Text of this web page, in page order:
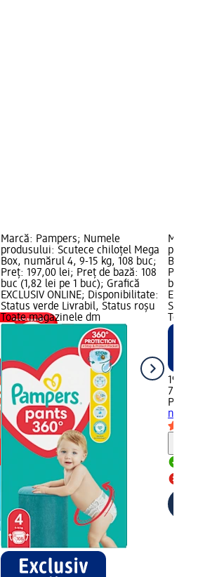
Marcă: Pampers; Numele
produsului: Scutece chiloțel Mega
Box, numărul 4, 9-15 kg, 108 buc;
Preț: 197,00 lei; Preț de bază: 108
buc (1,82 lei pe 1 buc); Grafică
EXCLUSIV ONLINE; Disponibilitate:
Status verde Livrabil, Status roșu
Toate magazinele dm
Marcă:
produsului:
Box,
Preț:
buc (2,66
EXCLUSIV
Status
Toate
197,00 lei
74 buc
Pampers
numărul 7,